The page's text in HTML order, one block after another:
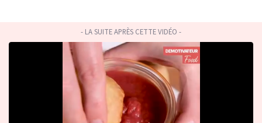
- LA SUITE APRÈS CETTE VIDÉO -